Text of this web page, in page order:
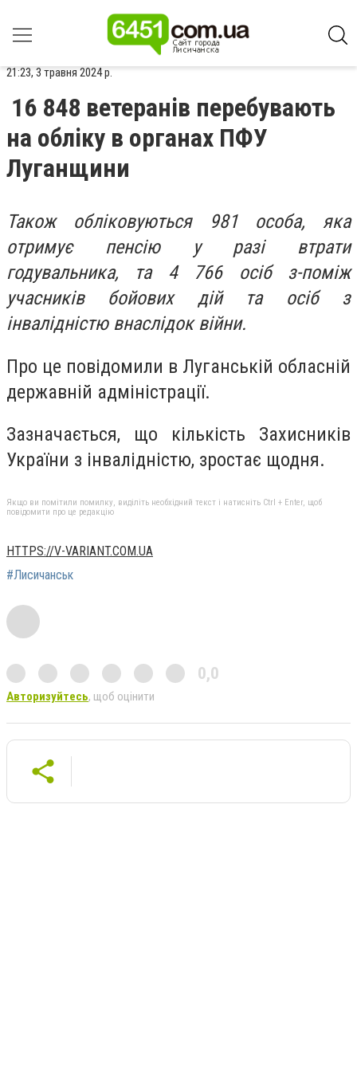
21:23, 3 травня 2024 р.
16 848 ветеранів перебувають
на обліку в органах ПФУ
Луганщини
Також обліковуються 981 особа, яка
отримує пенсію у разі втрати
годувальника, та 4 766 осіб з-поміж
учасників бойових дій та осіб з
інвалідністю внаслідок війни.
Про це повідомили в Луганській обласній
державній адміністрації.
Зазначається, що кількість Захисників
України з інвалідністю, зростає щодня.
Якщо ви помітили помилку, виділіть необхідний текст і натисніть Ctrl + Enter, щоб
повідомити про це редакцію
HTTPS://V-VARIANT.COM.UA
#Лисичанськ
0,0
Авторизуйтесь, щоб оцінити